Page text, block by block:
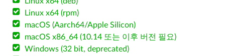
Linux x64 (rpm)
macOS (Aarch64/Apple Silicon)
macOS x86_64 (10.14 또는 이후 버전 필요)
Windows (32 bit, deprecated)